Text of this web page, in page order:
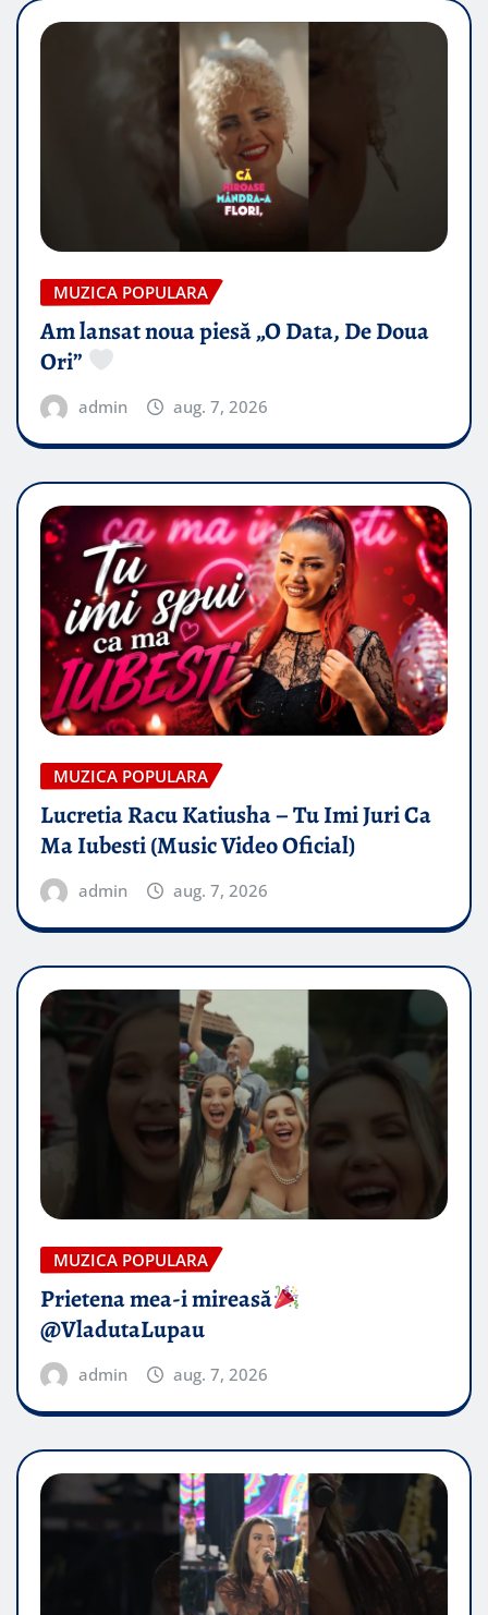
MUZICA POPULARA
Am lansat noua piesă „O Data, De Doua
Ori”
admin aug. 7, 2026
MUZICA POPULARA
Lucretia Racu Katiusha – Tu Imi Juri Ca
Ma Iubesti (Music Video Oficial)
admin aug. 7, 2026
MUZICA POPULARA
Prietena mea-i mireasă​
@VladutaLupau
admin aug. 7, 2026